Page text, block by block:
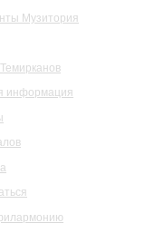
Музитория
информация